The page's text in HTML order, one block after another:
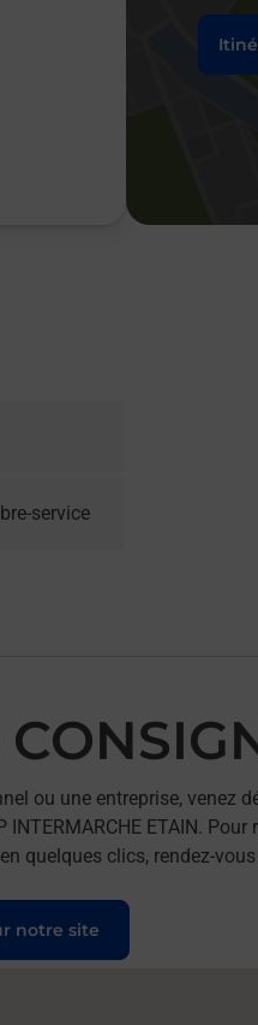
service
ou une entreprise, venez
ETAIN.
quelques clics, rendez-
notre site